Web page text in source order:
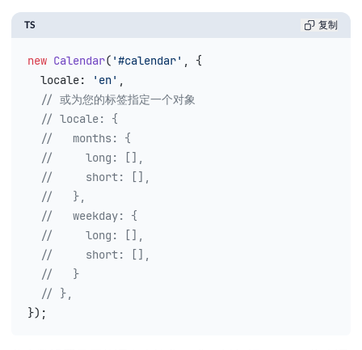
TS 复制
new Calendar( '#calendar' , {
  locale
: 'en' ,
  // 或为您的标签指定一个对象
  // locale: {
  //   months: {
  //     long: [],
  //     short: [],
  //   },
  //   weekday: {
  //     long: [],
  //     short: [],
  //   }
  // },
});